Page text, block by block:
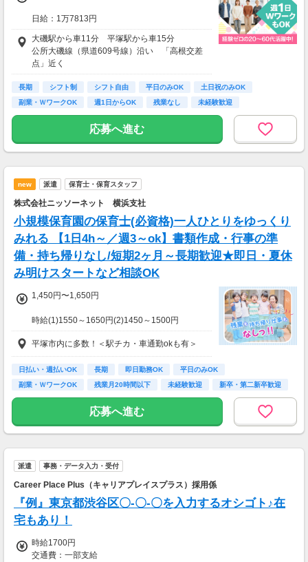
※車・バイク通勤に関して施設により異なる場
合あり（応相談）
日給：1万7813円
※深夜割増賃金含む
・交通費規定内支給（バイク通勤・車通勤OK）
・試用期間なし
更新）
※個人評価、会社の経営状況により判断
※更新上限：年数及び回数に上限無し
・昇給あり（年2回 個人の評価による）
＜月8日出勤の場合＞
日給17813円×週2日=月収142504円
大磯駅から車11分 平塚駅から車15分
公所大磯線（県道609号線）沿い 「高根交差
点」近く
「平塚駅」からバス11分 「下万田」バス停か
ら徒歩2分
長期 シフト制 シフト自由 平日のみOK
土日祝のみOK
副業・ＷワークOK
週1日からOK 残業なし 未経験歓迎
応募へ進む
new 派遣 保育士・保育スタッフ
株式会社ニッソーネット 横浜支社
小規模保育園の保育士(必資格)一人ひとりをゆっくり
みれる 【1日4h～／週3～ok】書類作成・行事の準
備・持ち帰りなし/短期2ヶ月～長期歓迎★即日・夏休
み明けスタートなど相談OK
1,450円〜1,650円
時給(1)1550～1650円(2)1450～1500円
(1)週40ｈ以上
(2)週40ｈ未満
【月収例】
290400円（時給1650円×8h×22日)
★シフト例：9-18時、7-11時、8-12時、9-16時
など
★短期2ヶ月～長期歓迎！
平塚市内に多数！＜駅チカ・車通勤okも有＞
日払い・週払いOK 長期 即日勤務OK
平日のみOK
副業・ＷワークOK
残業月20時間以下 未経験歓迎
新卒・第二新卒歓迎
フリーター歓迎
応募へ進む
派遣 事務・データ入力・受付
Career Place Plus（キャリアプレイスプラス）採用係
『例』東京都渋谷区〇-〇-〇を入力するオシゴト♪在
宅もあり！
時給1700円
交通費：一部支給